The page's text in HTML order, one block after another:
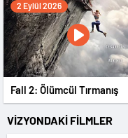
2 Eylül 2026
Fall 2: Ölümcül Tırmanış
VİZYONDAKİ FİLMLER